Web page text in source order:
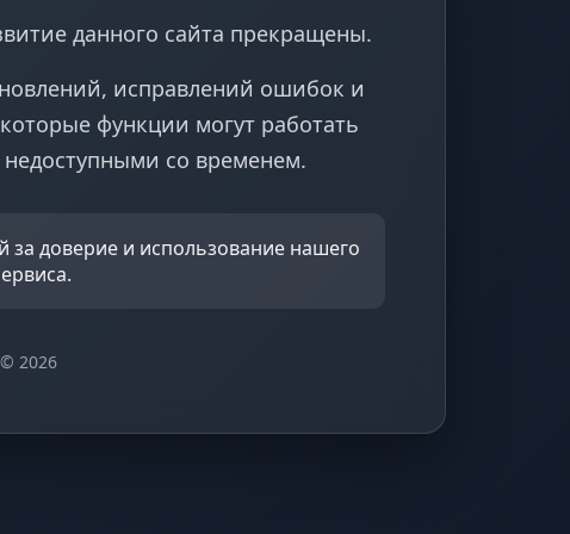
данного сайта прекращены.
исправлений ошибок и
функции могут работать
со временем.
за доверие и использование нашего
© 2026